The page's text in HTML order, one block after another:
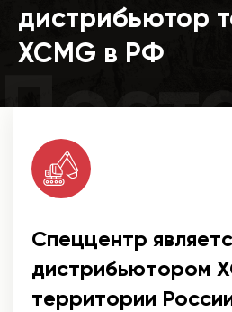
дистрибьютор
XCMG в РФ
Спеццентр
дистрибьютором
территории